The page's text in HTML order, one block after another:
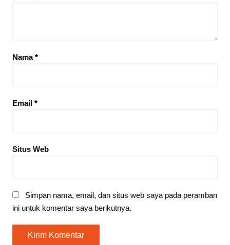
Nama*
Email *
Situs Web
Simpan nama, email, dan situs web saya pada peramban
ini untuk komentar saya berikutnya.